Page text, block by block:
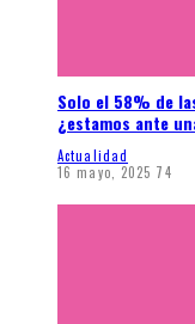
Solo el 58% de
¿estamos ante
Actualidad
16 mayo, 2025 74